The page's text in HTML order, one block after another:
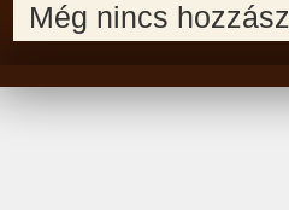
Még nincs